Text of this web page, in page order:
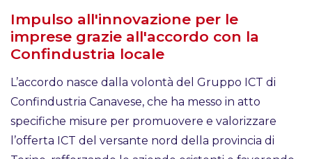
Impulso all'innovazione per le
imprese grazie all'accordo con la
Confindustria locale
L’accordo nasce dalla volontà del Gruppo ICT di
Confindustria Canavese, che ha messo in atto
specifiche misure per promuovere e valorizzare
l’offerta ICT del versante nord della provincia di